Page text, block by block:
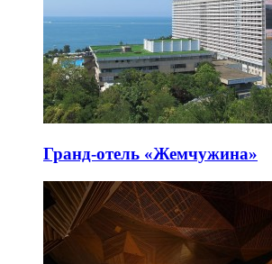
Гранд-отель «Жемчужина»